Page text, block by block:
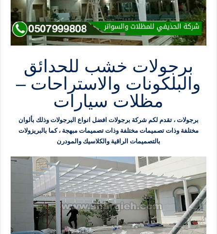
برجولات خشب للحدائق
والبلكونات والاستراحات –
مظلات سيارات
برجولات ، تقدم لكم شركة برجولات افضل انواع البرجولات وذلك بألوان
مختلفة وذات تصميمات مختلفة وذات تصميمات مبهجة ، كما بالبريزولات
بالتصميمات الراقية والكلاسيك والمودرن